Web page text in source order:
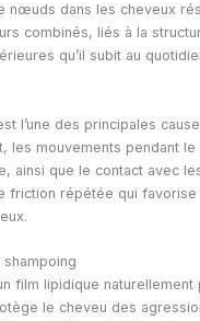
nœuds dans les cheveux
combinés, liés à la
qu’il subit au
l’une des principales
les mouvements pendant le
ainsi que le contact avec
friction répétée qui favorise
film lipidique
le cheveu des